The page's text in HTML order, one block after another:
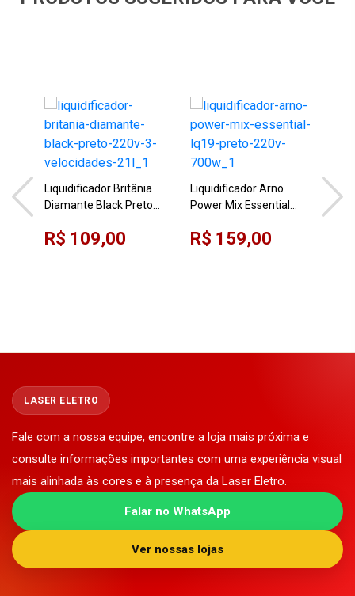
Liquidificador Britânia
Diamante Black Preto
2,1L
R$ 109,00
Liquidificador Arno
Power Mix Essential
R$ 159,00
LASER ELETRO
Fale com a nossa equipe, encontre a loja mais próxima e
consulte informações importantes com uma experiência visual
mais alinhada às cores e à presença da Laser Eletro.
Falar no WhatsApp
Ver nossas lojas